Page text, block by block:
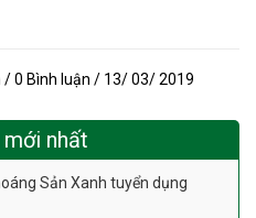
/ 0 Bình luận / 13/ 03/ 2019
nhất
Sản Xanh tuyển dụng